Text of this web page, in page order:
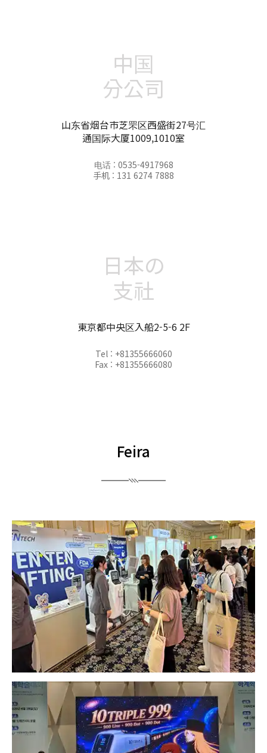
中国
分公司
山东省烟台市芝罘区西盛街27号汇
通国际大厦1009,1010室
电话 : 0535-4917968
手机 : 131 6274 7888
日本の
支社
東京都中央区入船2-5-6 2F
Tel : +81355666060
Fax : +81355666080
Feira